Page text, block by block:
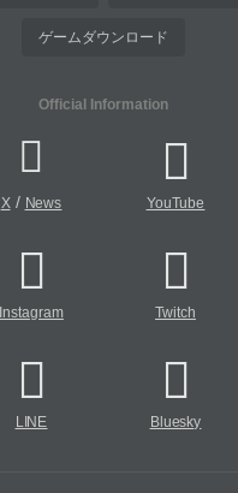
ゲームダウンロード
Official Information
X/ News YouTube
Instagram Twitch
LINE Bluesky